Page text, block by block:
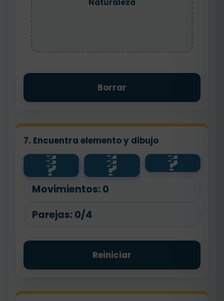
Naturaleza
Borrar
7. Encuentra elemento y dibujo
?
💧 ?
🐾 ?
salud
?
🌱 ?
planta ?
🧼
?
agua ?
animal
Movimientos: 0
Parejas: 0/4
Reiniciar